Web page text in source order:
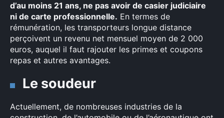
d’au moins 21 ans, ne pas avoir de casier judiciaire
ni de carte professionnelle. En termes de
rémunération, les transporteurs longue distance
perçoivent un revenu net mensuel moyen de 2 000
euros, auquel il faut rajouter les primes et coupons
repas et autres avantages.
Le soudeur
Actuellement, de nombreuses industries de la
Rechercher
: